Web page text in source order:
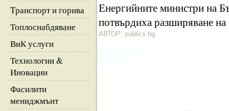
Tранспорт и горива
Топлоснабдяване
ВиК услуги
Технологии &
Иновации
Фасилити
мениджмънт
Енергийните министри на
потвърдиха разширяване
АВТОР: publics.bg